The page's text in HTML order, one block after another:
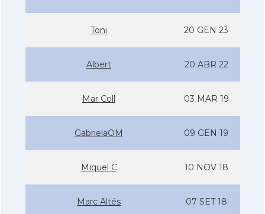
Toni 20 GEN 23
Albert 20 ABR 22
Mar Coll 03 MAR 19
GabrielaOM 09 GEN 19
Miquel C 10 NOV 18
Marc Altés 07 SET 18